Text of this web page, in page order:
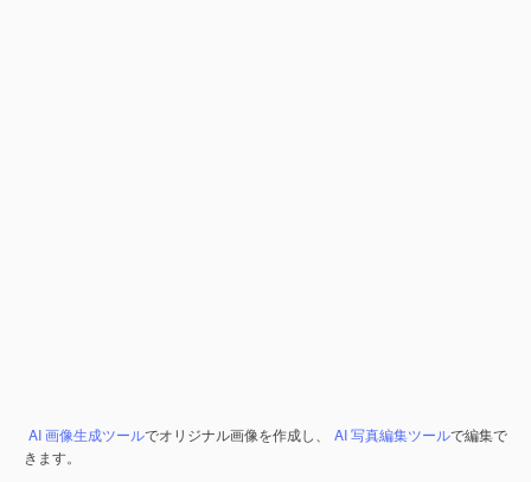
AI 画像生成ツールでオリジナル画像を作成し、 AI 写真編集ツールで編集で
きます。